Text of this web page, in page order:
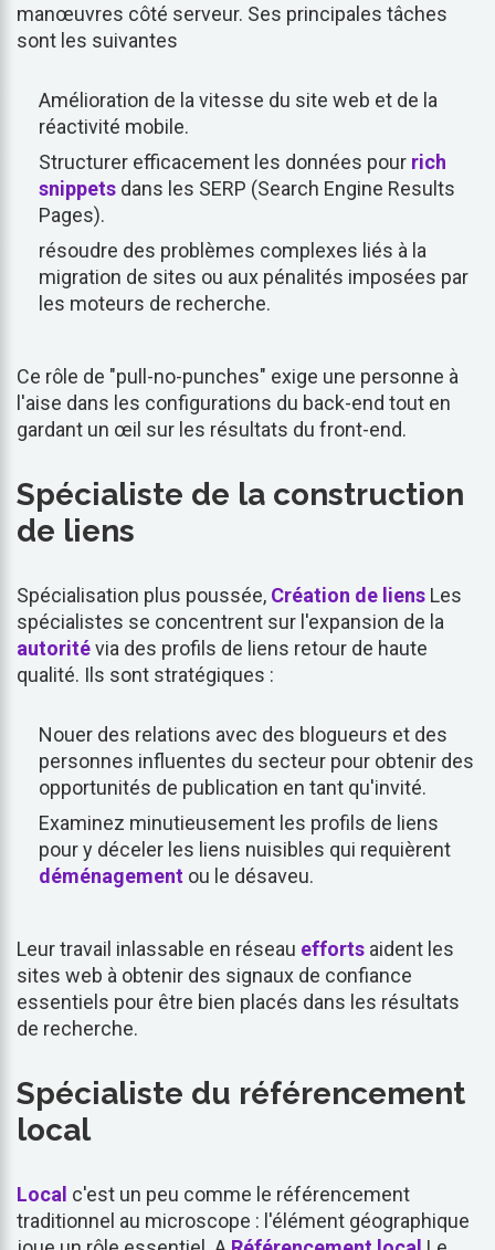
manœuvres côté serveur. Ses principales tâches
sont les suivantes
Amélioration de la vitesse du site web et de la
réactivité mobile.
Structurer efficacement les données pour rich
snippets dans les SERP (Search Engine Results
Pages).
résoudre des problèmes complexes liés à la
migration de sites ou aux pénalités imposées par
les moteurs de recherche.
Ce rôle de "pull-no-punches" exige une personne à
l'aise dans les configurations du back-end tout en
gardant un œil sur les résultats du front-end.
Spécialiste de la construction
de liens
Spécialisation plus poussée, Création de liens Les
spécialistes se concentrent sur l'expansion de la
autoritévia des profils de liens retour de haute
qualité. Ils sont stratégiques :
Nouer des relations avec des blogueurs et des
personnes influentes du secteur pour obtenir des
opportunités de publication en tant qu'invité.
Examinez minutieusement les profils de liens
pour y déceler les liens nuisibles qui requièrent
déménagement ou le désaveu.
Leur travail inlassable en réseau efforts aident les
sites web à obtenir des signaux de confiance
essentiels pour être bien placés dans les résultats
de recherche.
Spécialiste du référencement
local
Local c'est un peu comme le référencement
traditionnel au microscope : l'élément géographique